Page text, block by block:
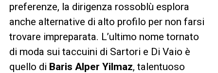
preferenze, la dirigenza rossoblù esplora
anche alternative di alto profilo per non farsi
trovare impreparata. L’ultimo nome tornato
di moda sui taccuini di Sartori e Di Vaio è
quello di Baris Alper Yilmaz, talentuoso